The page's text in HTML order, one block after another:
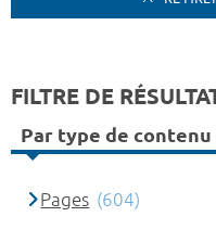
FILTRE DE
Par type de contenu
Pages (604)